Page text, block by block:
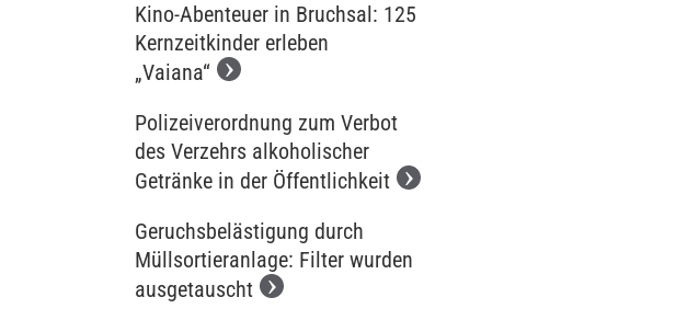
Kino-Abenteuer in Bruchsal: 125
Kernzeitkinder erleben
„Vaiana“
Polizeiverordnung zum Verbot
des Verzehrs alkoholischer
Getränke in der Öffentlichkeit
Geruchsbelästigung durch
Müllsortieranlage: Filter wurden
ausgetauscht